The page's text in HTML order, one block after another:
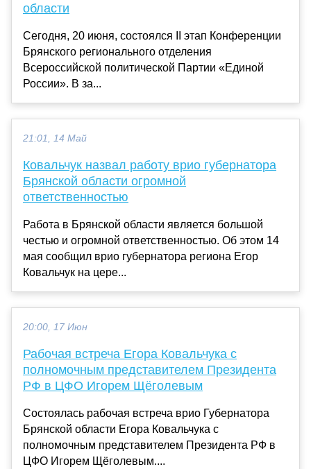
области
Сегодня, 20 июня, состоялся II этап Конференции
Брянского регионального отделения
Всероссийской политической Партии «Единой
России». В за...
21:01, 14 Май
Ковальчук назвал работу врио губернатора
Брянской области огромной
ответственностью
Работа в Брянской области является большой
честью и огромной ответственностью. Об этом 14
мая сообщил врио губернатора региона Егор
Ковальчук на цере...
20:00, 17 Июн
Рабочая встреча Егора Ковальчука с
полномочным представителем Президента
РФ в ЦФО Игорем Щёголевым
Состоялась рабочая встреча врио Губернатора
Брянской области Егора Ковальчука с
полномочным представителем Президента РФ в
ЦФО Игорем Щёголевым....